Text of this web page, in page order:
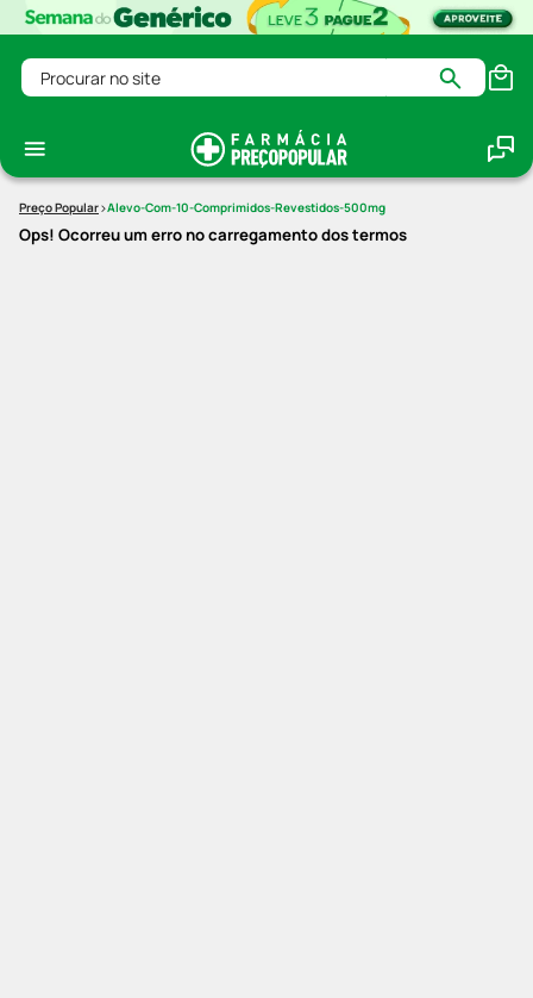
Procurar no site
Alevo-Com-10-Comprimidos-Revestidos-500mg
Ops! Ocorreu um erro no carregamento dos termos